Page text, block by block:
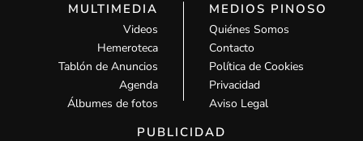
MULTIMEDIA
Videos
Hemeroteca
Tablón de Anuncios
Agenda
Álbumes de fotos
MEDIOS PINOSO
Quiénes Somos
Contacto
Política de Cookies
Privacidad
Aviso Legal
PUBLICIDAD